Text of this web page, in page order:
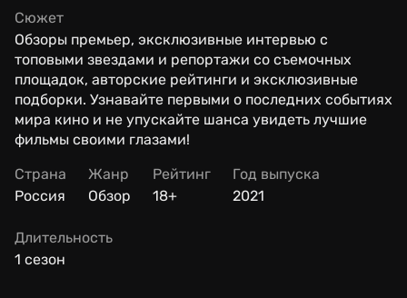
Сюжет
Обзоры премьер, эксклюзивные интервью с
топовыми звездами и репортажи со съемочных
площадок, авторские рейтинги и эксклюзивные
подборки. Узнавайте первыми о последних событиях
мира кино и не упускайте шанса увидеть лучшие
фильмы своими глазами!
Страна
Россия
Жанр
Обзор
Рейтинг
18+
Год выпуска
2021
Длительность
1 сезон